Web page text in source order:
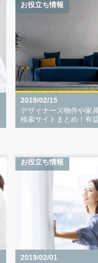
お役立ち情報
2019/02/15
デザイナーズ物件や家
検索サイトまとめ！有益
お役立ち情報
2019/02/01